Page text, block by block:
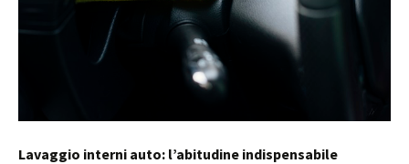
Lavaggio interni auto: l’abitudine indispensabile